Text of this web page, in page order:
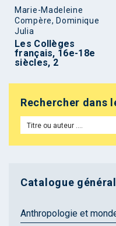
Marie-Madeleine
Compère, Dominique
Julia
Les Collèges
français, 16e-18e
siècles, 2
Rechercher dans
Catalogue général
Anthropologie et